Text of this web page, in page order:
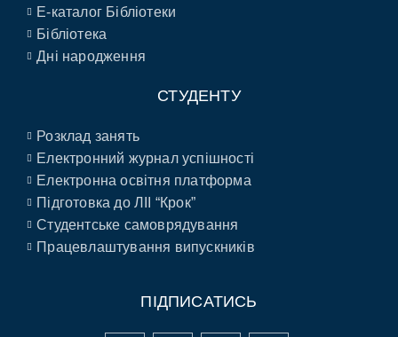
E-каталог Бібліотеки
Бібліотека
Дні народження
СТУДЕНТУ
Розклад занять
Електронний журнал успішності
Електронна освітня платформа
Підготовка до ЛІІ “Крок”
Студентське самоврядування
Працевлаштування випускників
ПІДПИСАТИСЬ